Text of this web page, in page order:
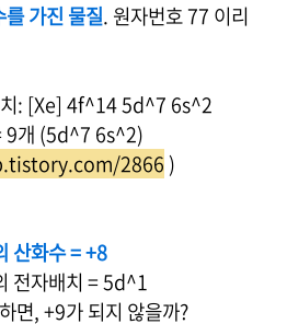
가진 물질. 원자번호 77 이리
치: [Xe] 4f^14 5d^7 6s^2
9개 (5d^7 6s^2)
2866 )
산화수 = +8
전자배치 = 5d^1
면, +9가 되지 않을까?